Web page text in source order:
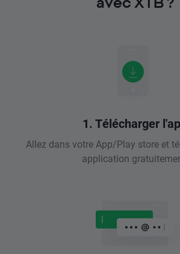
1. Télécharger
Allez dans votre App/Play store et
application